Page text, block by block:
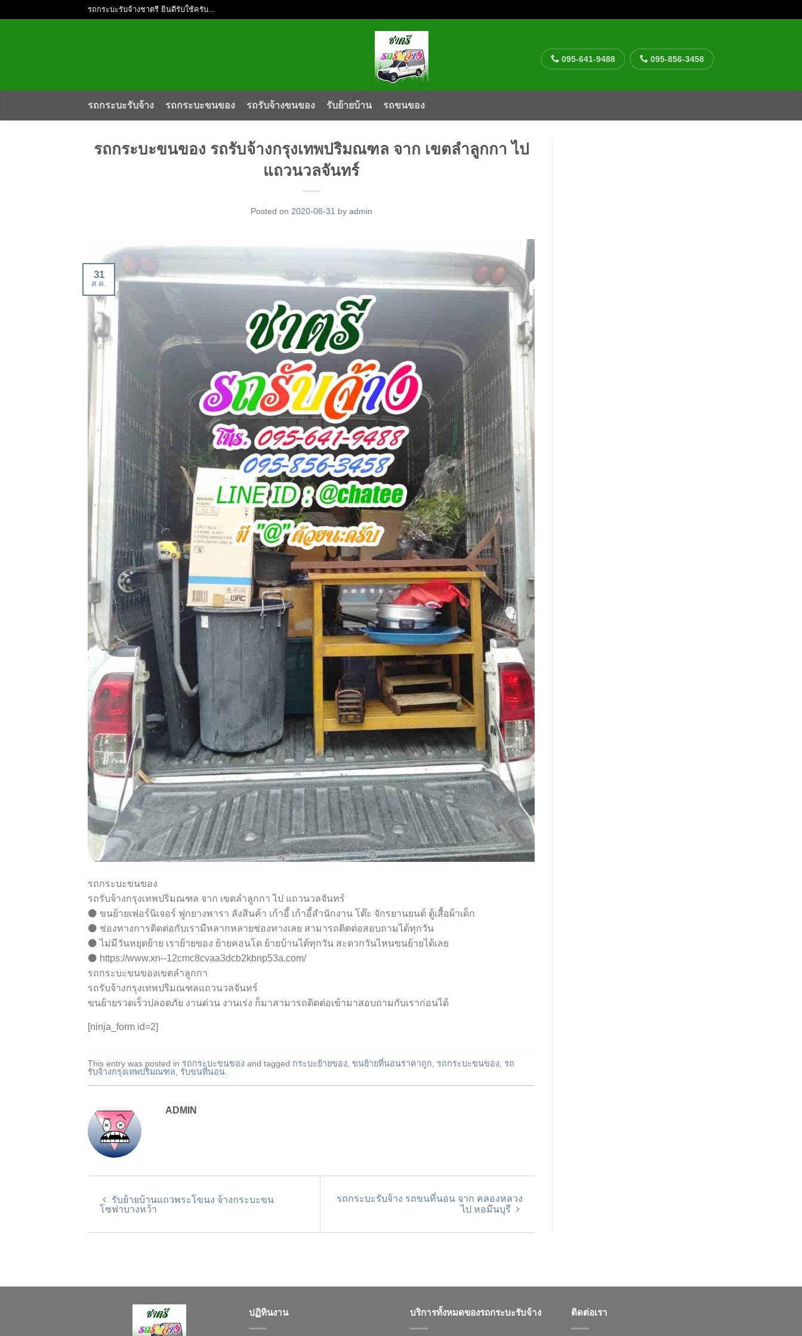
รถกระบะรับจ้างชาตรี ยินดีรับใช้ครับ...
095-641-9488 095-856-3458
รถกระบะรับจ้าง รถกระบะขนของ รถรับจ้างขนของ รับย้ายบ้าน รถขนของ
รถกระบะขนของ รถรับจ้างกรุงเทพปริมณฑล จาก เขตลำลูกกา ไป
แถวนวลจันทร์
Posted on 2020-08-31 by admin
31
ส.ค.
รถกระบะขนของ
รถรับจ้างกรุงเทพปริมณฑล จาก เขตลำลูกกา ไป แถวนวลจันทร์
⚫ ขนย้ายเฟอร์นิเจอร์ ฟูกยางพารา ลังสินค้า เก้าอี้ เก้าอี้สำนักงาน โต๊ะ จักรยานยนต์ ตู้เสื้อผ้าเด็ก
⚫ ช่องทางการติดต่อกับเรามีหลากหลายช่องทางเลย สามารถติดต่อสอบถามได้ทุกวัน
⚫ ไม่มีวันหยุดย้าย เราย้ายของ ย้ายคอนโด ย้ายบ้านได้ทุกวัน สะดวกวันไหนขนย้ายได้เลย
⚫ https://www.xn--12cmc8cvaa3dcb2kbnp53a.com/
รถกระบะขนของเขตลำลูกกา
รถรับจ้างกรุงเทพปริมณฑลแถวนวลจันทร์
ขนย้ายรวดเร็วปลอดภัย งานด่วน งานเร่ง ก็มาสามารถติดต่อเข้ามาสอบถามกับเราก่อนได้
[ninja_form id=2]
This entry was posted in รถกระบะขนของ and tagged กระบะย้ายของ, ขนย้ายที่นอนราคาถูก, รถกระบะขนของ, รถ
รับจ้างกรุงเทพปริมณฑล, รับขนที่นอน.
ADMIN
รับย้ายบ้านแถวพระโขนง จ้างกระบะขน
โซฟาบางหว้า
รถกระบะรับจ้าง รถขนที่นอน จาก คลองหลวง
ไป หอมีนบุรี
ปฏิทินงาน บริการทั้งหมดของรถกระบะรับจ้าง ติดต่อเรา